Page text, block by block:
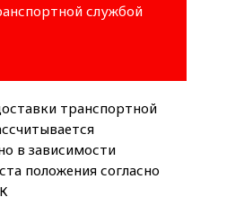
службой
транспортной
в зависимости
положения согласно